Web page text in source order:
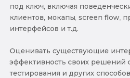
под ключ, включая
клиентов, мокапы, screen flow,
интерфейсов и т.д.
Оценивать существующие
эффективность своих
тестирования и других